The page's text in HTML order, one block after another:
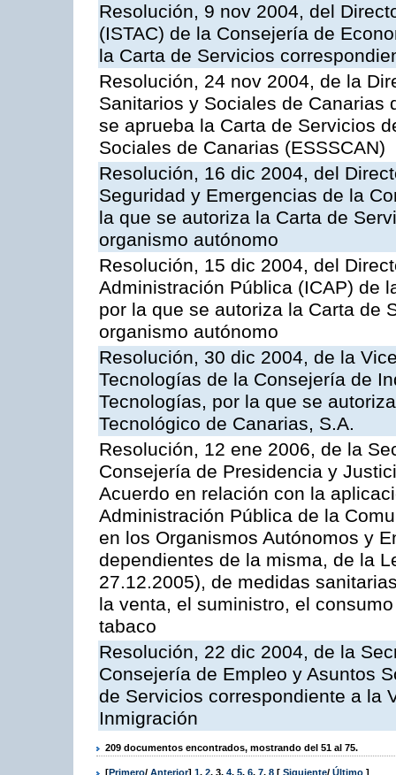
Resolución, 9 nov 2004, del
(ISTAC) de la Consejería de
la Carta de Servicios
Resolución, 24 nov 2004, de la
Sanitarios y Sociales de Canarias
se aprueba la Carta de Servicios
Sociales de Canarias (ESSSCAN)
Resolución, 16 dic 2004, del
Seguridad y Emergencias de la
la que se autoriza la Carta de
organismo autónomo
Resolución, 15 dic 2004, del
Administración Pública (ICAP) de
por la que se autoriza la Carta de
organismo autónomo
Resolución, 30 dic 2004, de la
Tecnologías de la Consejería de
Tecnologías, por la que se
Tecnológico de Canarias, S.A.
Resolución, 12 ene 2006, de la
Consejería de Presidencia y
Acuerdo en relación con la
Administración Pública de la
en los Organismos Autónomos y
dependientes de la misma, de la
27.12.2005), de medidas
la venta, el suministro, el
tabaco
Resolución, 22 dic 2004, de la
Consejería de Empleo y Asuntos
de Servicios correspondiente a la
Inmigración
209 documentos encontrados, mostrando del 51 al 75.
[Primero/ Anterior] 1, 2, 3, 4, 5, 6, 7, 8 [ Siguiente/ Último ]